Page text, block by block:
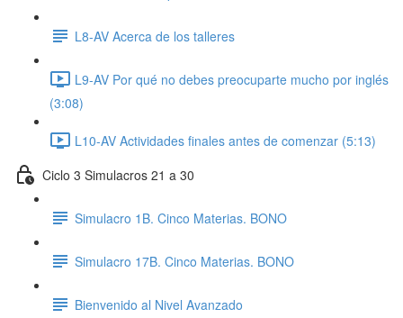
L8-AV Acerca de los talleres
L9-AV Por qué no debes preocuparte mucho por inglés
(3:08)
L10-AV Actividades finales antes de comenzar (5:13)
Ciclo 3 Simulacros 21 a 30
Simulacro 1B. Cinco Materias. BONO
Simulacro 17B. Cinco Materias. BONO
Bienvenido al Nivel Avanzado